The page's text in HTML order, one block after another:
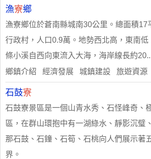
漁寮鄉
漁寮鄉位於蒼南縣城南30公里。總面積17
行政村，人口0.9萬。地勢西北高，東南低
條小溪自西向東流入大海，海岸線長約
鄉鎮介紹 經濟發展 城鎮建設 旅遊資源
石鼓寮
石鼓寮景區是一個山青水秀、石怪峰奇、
區，在群山環抱中有一湖綠水、靜影沉璧
那石鼓、石鐘、石筍、石桃向人們展示著
界。